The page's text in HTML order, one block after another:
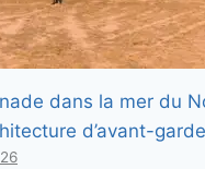
dans la mer du
d’avant-garde